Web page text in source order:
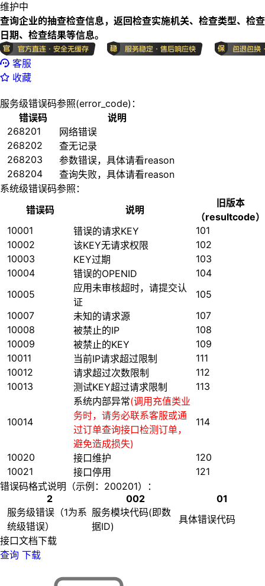
维护中
查询企业的抽查检查信息，返回检查实施机关、检查类型、检查
日期、检查结果等信息。
客服
收藏
服务级错误码参照(error_code)：
错误码
说明
268201
网络错误
268202
查无记录
268203
参数错误，具体请看reason
268204
查询失败，具体请看reason
系统级错误码参照：
错误码
说明
旧版本
（resultcode）
10001
错误的请求KEY
101
10002
该KEY无请求权限
102
10003
KEY过期
103
10004
错误的OPENID
104
10005
应用未审核超时，请提交认
证
105
10007
未知的请求源
107
10008
被禁止的IP
108
10009
被禁止的KEY
109
10011
当前IP请求超过限制
111
10012
请求超过次数限制
112
10013
测试KEY超过请求限制 113
10014
系统内部异常(调用充值类业
务时，请务必联系客服或通
过订单查询接口检测订单，
避免造成损失)
114
10020 接口维护
120
10021
接口停用
121
错误码格式说明（示例：200201）：
2
002
01
服务级错误（1为系
统级错误）
服务模块代码(即数
据ID)
具体错误代码
接口文档下载
查询 下载